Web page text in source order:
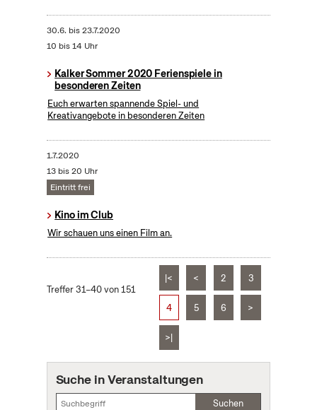
30.6. bis23.7.2020
10 bis 14 Uhr
Kalker Sommer 2020 Ferienspiele in
besonderen Zeiten
Euch erwarten spannende Spiel- und
Kreativangebote in besonderen Zeiten
1.7.2020
13 bis 20 Uhr
Eintritt frei
Kino im Club
Wir schauen uns einen Film an.
Treffer 31–40 von 151
|< < 2 3
4 5 6 >
>|
Suche in Veranstaltungen
Suchen